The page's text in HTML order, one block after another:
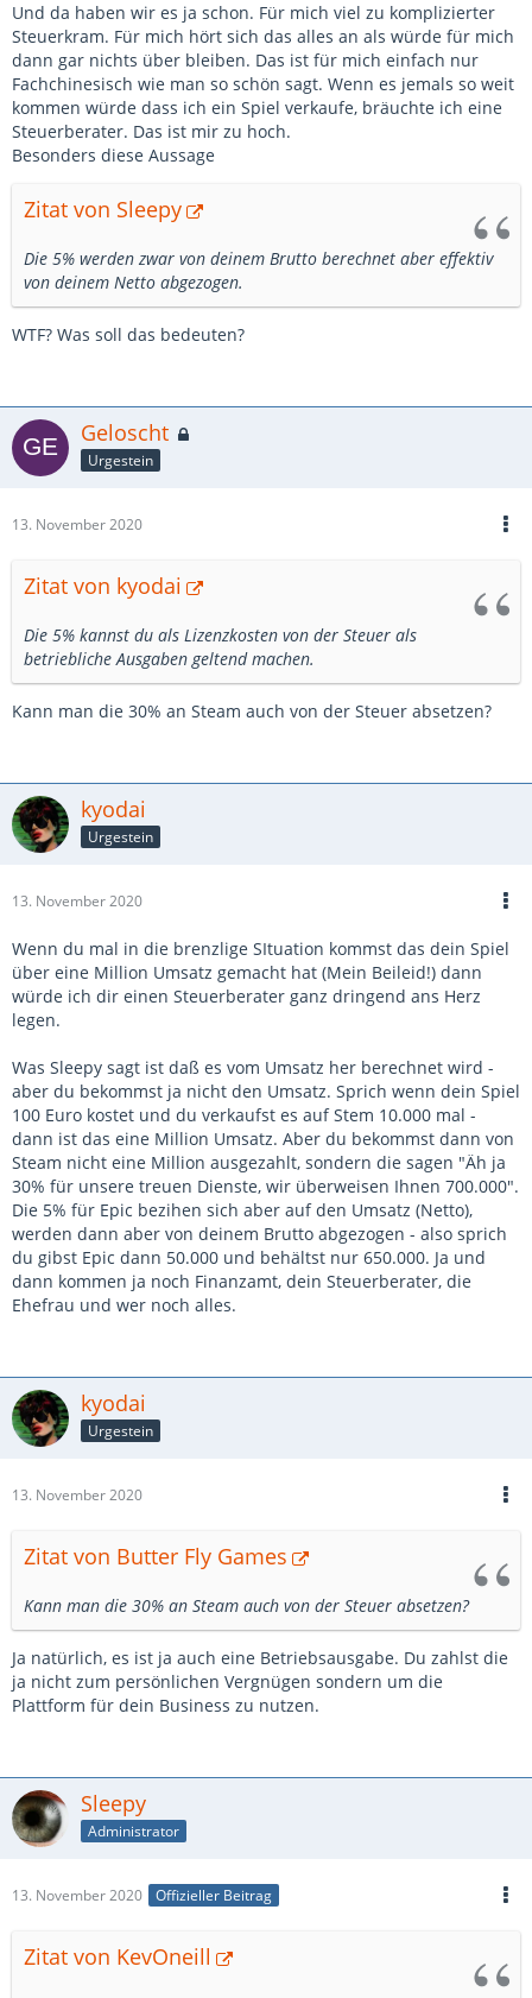
Und da haben wir es ja schon. Für mich viel zu komplizierter
Steuerkram. Für mich hört sich das alles an als würde für mich
dann gar nichts über bleiben. Das ist für mich einfach nur
Fachchinesisch wie man so schön sagt. Wenn es jemals so weit
kommen würde dass ich ein Spiel verkaufe, bräuchte ich eine
Steuerberater. Das ist mir zu hoch.
Besonders diese Aussage
Zitat von Sleepy
Die 5% werden zwar von deinem Brutto berechnet aber effektiv
von deinem Netto abgezogen.
WTF? Was soll das bedeuten?
Geloscht
Urgestein
13. November 2020
Zitat von kyodai
Die 5% kannst du als Lizenzkosten von der Steuer als
betriebliche Ausgaben geltend machen.
Kann man die 30% an Steam auch von der Steuer absetzen?
kyodai
Urgestein
13. November 2020
Wenn du mal in die brenzlige SItuation kommst das dein Spiel
über eine Million Umsatz gemacht hat (Mein Beileid!) dann
würde ich dir einen Steuerberater ganz dringend ans Herz
legen.
Was Sleepy sagt ist daß es vom Umsatz her berechnet wird -
aber du bekommst ja nicht den Umsatz. Sprich wenn dein Spiel
100 Euro kostet und du verkaufst es auf Stem 10.000 mal -
dann ist das eine Million Umsatz. Aber du bekommst dann von
Steam nicht eine Million ausgezahlt, sondern die sagen "Äh ja
30% für unsere treuen Dienste, wir überweisen Ihnen 700.000".
Die 5% für Epic bezihen sich aber auf den Umsatz (Netto),
werden dann aber von deinem Brutto abgezogen - also sprich
du gibst Epic dann 50.000 und behältst nur 650.000. Ja und
dann kommen ja noch Finanzamt, dein Steuerberater, die
Ehefrau und wer noch alles.
kyodai
Urgestein
13. November 2020
Zitat von Butter Fly Games
Kann man die 30% an Steam auch von der Steuer absetzen?
Ja natürlich, es ist ja auch eine Betriebsausgabe. Du zahlst die
ja nicht zum persönlichen Vergnügen sondern um die
Plattform für dein Business zu nutzen.
Sleepy
Administrator
13. November 2020 Offizieller Beitrag
Zitat von KevOneill